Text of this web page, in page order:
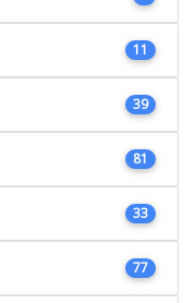
11
39
81
33
77